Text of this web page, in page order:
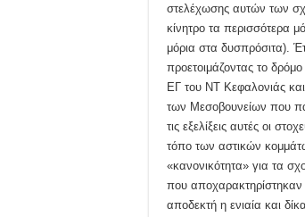
στελέχωσης αυτών των
κίνητρο τα περισσότερα
μόρια στα δυσπρόσιτα).
προετοιμάζοντας το
ΕΓ του ΝΤ Κεφαλονιάς
των Μεσοβουνείων που
τις εξελίξεις αυτές οι
τόπο των αστικών
«κανονικότητα» για τα
που αποχαρακτηρίστηκαν
αποδεκτή η ενιαία και